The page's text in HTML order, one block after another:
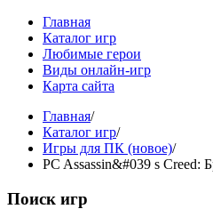
Главная
Каталог игр
Любимые герои
Виды онлайн-игр
Карта сайта
Главная/
Каталог игр/
Игры для ПК (новое)/
PC Assassin&#039 s Creed:
Поиск игр